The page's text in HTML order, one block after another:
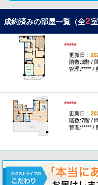
成約済みの部屋一覧（全2室
*****
更新日：
階数:3階 /
管理:***** /
*****
更新日：
階数:7階 /
管理:***** /